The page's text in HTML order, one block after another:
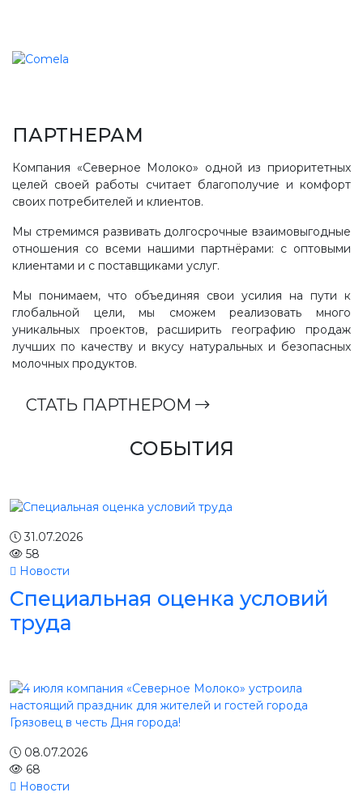
ПАРТНЕРАМ
Компания «Северное Молоко» одной из приоритетных
целей своей работы считает благополучие и комфорт
своих потребителей и клиентов.
Мы стремимся развивать долгосрочные взаимовыгодные
отношения со всеми нашими партнёрами: с оптовыми
клиентами и с поставщиками услуг.
Мы понимаем, что объединяя свои усилия на пути к
глобальной цели, мы сможем реализовать много
уникальных проектов, расширить географию продаж
лучших по качеству и вкусу натуральных и безопасных
молочных продуктов.
СТАТЬ ПАРТНЕРОМ
СОБЫТИЯ
31.07.2026
58
Новости
Специальная оценка условий
труда
08.07.2026
68
Новости